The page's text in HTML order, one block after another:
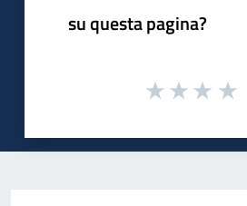
su questa pagina?